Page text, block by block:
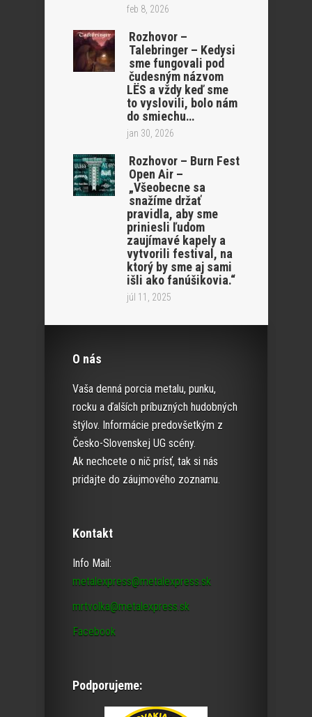
feb 8, 2026
Rozhovor –
Talebringer – Kedysi
sme fungovali pod
čudesným názvom
LËS a vždy keď sme
to vyslovili, bolo nám
do smiechu…
jan 30, 2026
Rozhovor – Burn Fest
Open Air –
„Všeobecne sa
snažíme držať
pravidla, aby sme
priniesli ľudom
zaujímavé kapely a
vytvorili festival, na
ktorý by sme aj sami
išli ako fanúšikovia.“
júl 11, 2025
O nás
Vaša denná porcia metalu, punku,
rocku a ďalších príbuzných hudobných
štýlov. Informácie predovšetkým z
Česko-Slovenskej UG scény.
Ak nechcete o nič prísť, tak si nás
pridajte do záujmového zoznamu.
Kontakt
Info Mail:
metalexpress@metalexpress.sk
mrtvolka@metalexpress.sk
Facebook
Podporujeme: